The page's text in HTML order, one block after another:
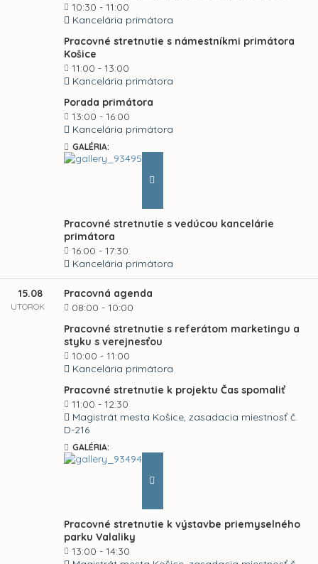
10:30 - 11:00
Kancelária primátora
Pracovné stretnutie s námestníkmi primátora
Košice
11:00 - 13:00
Kancelária primátora
Porada primátora
13:00 - 16:00
Kancelária primátora
GALÉRIA:
Pracovné stretnutie s vedúcou kancelárie
primátora
16:00 - 17:30
Kancelária primátora
15.08
UTOROK
Pracovná agenda
08:00 - 10:00
Pracovné stretnutie s referátom marketingu a
styku s verejnesťou
10:00 - 11:00
Kancelária primátora
Pracovné stretnutie k projektu Čas spomaliť
11:00 - 12:30
Magistrát mesta Košice, zasadacia miestnosť č.
D-216
GALÉRIA:
Pracovné stretnutie k výstavbe priemyselného
parku Valaliky
13:00 - 14:30